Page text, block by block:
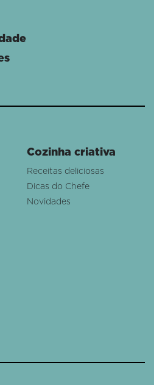
Cozinha criativa
Receitas deliciosas
Dicas do Chefe
Novidades